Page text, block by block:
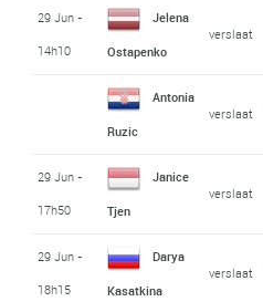
29 Jun -
14h10
Jelena
Ostapenko
verslaat
Antonia
Ruzic
verslaat
29 Jun -
17h50
Janice
Tjen
verslaat
29 Jun -
18h15
Darya
Kasatkina
verslaat